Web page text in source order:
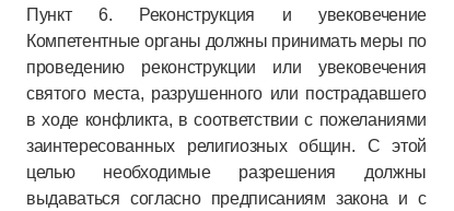
Пункт 6. Реконструкция и увековечение
Компетентные органы должны принимать меры по
проведению реконструкции или увековечения
святого места, разрушенного или пострадавшего
в ходе конфликта, в соответствии с пожеланиями
заинтересованных религиозных общин. С этой
целью необходимые разрешения должны
выдаваться согласно предписаниям закона и с